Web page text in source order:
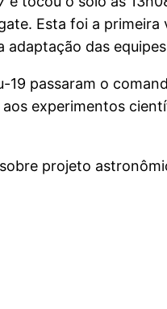
Esta foi a
adaptação das
passaram o
experimentos
projeto